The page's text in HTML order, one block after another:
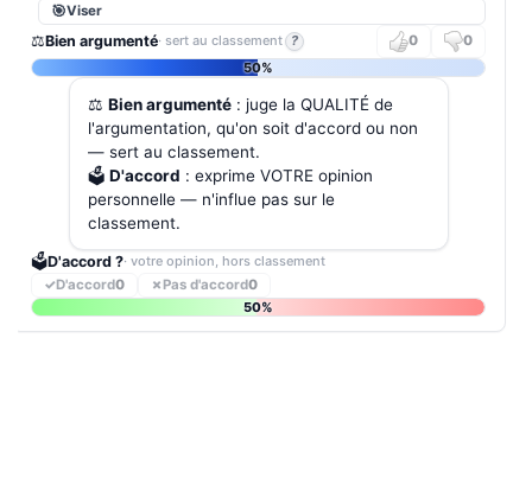
Viser
⚖️Bien argumenté· sert au classement ? 0
0
50%
⚖️ Bien argumenté: juge la QUALITÉ de
l'argumentation, qu'on soit d'accord ou non
— sert au classement.
🗳️ D'accord : exprime VOTRE opinion
personnelle — n'influe pas sur le
classement.
🗳️D'accord ?· votre opinion, hors classement
✓D'accord0 ✗Pas d'accord0
50%